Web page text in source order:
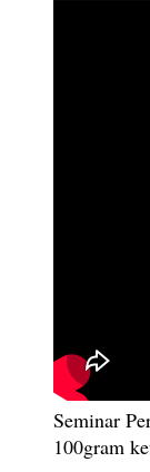
Seminar
100gram